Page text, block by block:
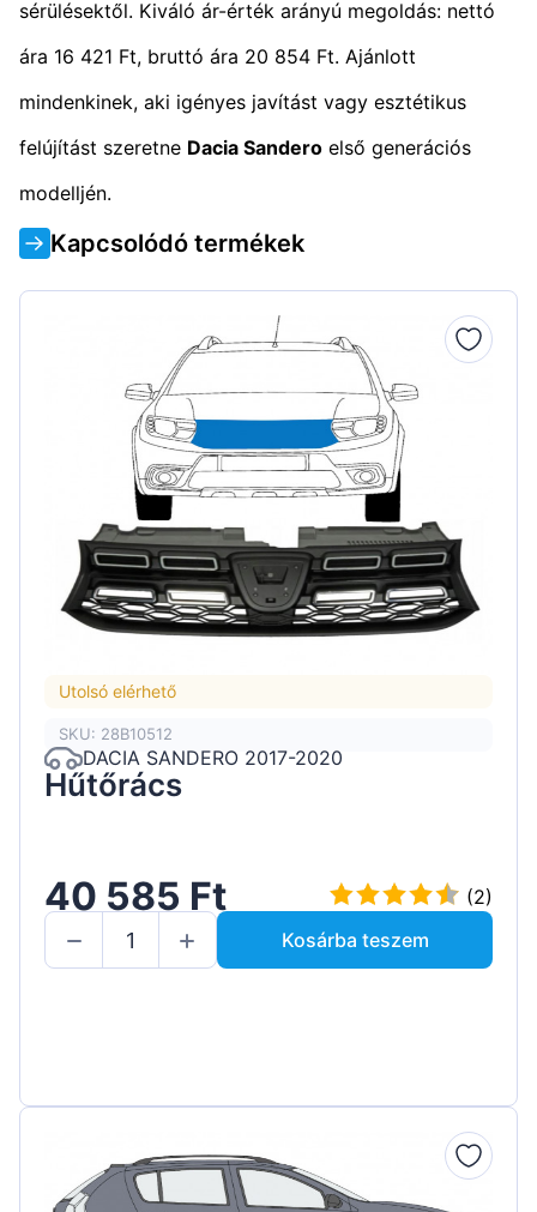
sérülésektől. Kiváló ár-érték arányú megoldás: nettó
ára 16 421 Ft, bruttó ára 20 854 Ft. Ajánlott
mindenkinek, aki igényes javítást vagy esztétikus
felújítást szeretne Dacia Sandero első generációs
modelljén.
Kapcsolódó termékek
Utolsó elérhető
SKU: 28B10512
DACIA SANDERO 2017-2020
Hűtőrács
40 585 Ft
(2)
Kosárba teszem